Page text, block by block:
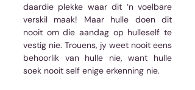
daardie plekke waar dit ‘n voelbare
verskil maak! Maar hulle doen dit
nooit om die aandag op hulleself te
vestig nie. Trouens, jy weet nooit eens
behoorlik van hulle nie, want hulle
soek nooit self enige erkenning nie.